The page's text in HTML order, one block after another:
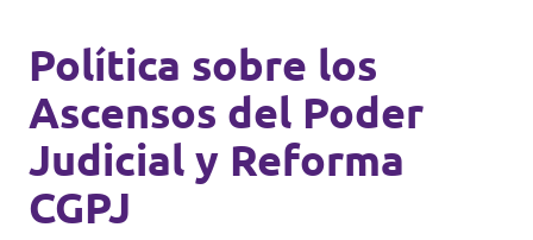
Volt Albania
Volt Alemania
Volt Austria
Volt Bélgica
Políticas
Sobre Volt
Personas
Política sobre los
Ascensos del Poder
Judicial y Reforma
CGPJ